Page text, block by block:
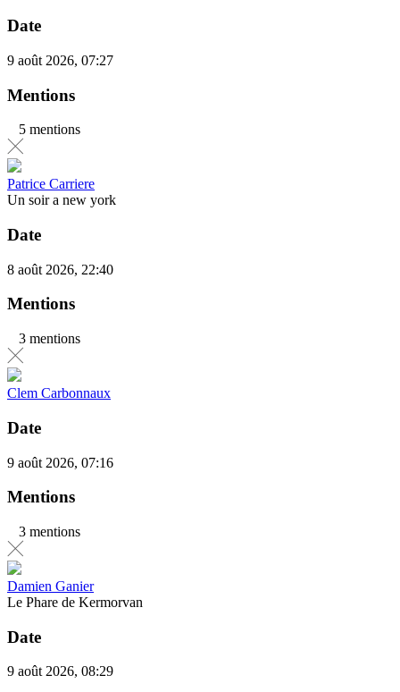
Date
9 août 2026, 07:27
Mentions
5 mentions
Patrice Carriere
Un soir a new york
Date
8 août 2026, 22:40
Mentions
3 mentions
Clem Carbonnaux
Date
9 août 2026, 07:16
Mentions
3 mentions
Damien Ganier
Le Phare de Kermorvan
Date
9 août 2026, 08:29